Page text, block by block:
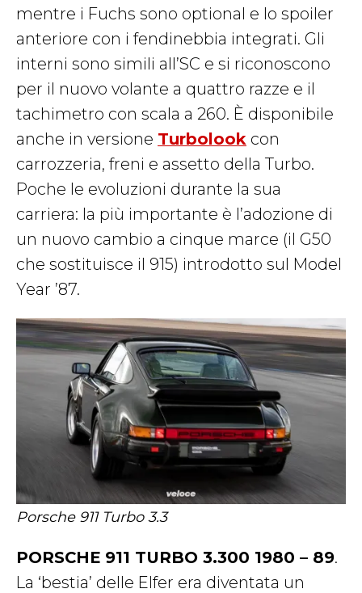
mentre i Fuchs sono optional e lo spoiler
anteriore con i fendinebbia integrati. Gli
interni sono simili all’SC e si riconoscono
per il nuovo volante a quattro razze e il
tachimetro con scala a 260. È disponibile
anche in versione Turbolook con
carrozzeria, freni e assetto della Turbo.
Poche le evoluzioni durante la sua
carriera: la più importante è l’adozione di
un nuovo cambio a cinque marce (il G50
che sostituisce il 915) introdotto sul Model
Year ’87.
Porsche 911 Turbo 3.3
PORSCHE 911 TURBO 3.300 1980 – 89.
La ‘bestia’ delle Elfer era diventata un